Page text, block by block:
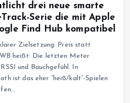
drei neue smarte
Serie die mit Apple
Find Hub kompatibel
Zielsetzung: Preis statt
heißt: Die letzten Meter
und Bauchgefühl. In
ist das eher “heiß/kalt”-Spielen